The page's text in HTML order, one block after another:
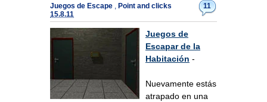
11
Juegos de Escape , Point and clicks
15.8.11
Juegos de
Escapar de la
Habitación -
Nuevamente estás
atrapado en una